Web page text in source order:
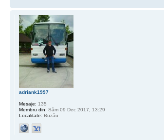
adriank1997
Mesaje: 135
Membru din: Sâm 09 Dec 2017, 13:29
Localitate: Buzău